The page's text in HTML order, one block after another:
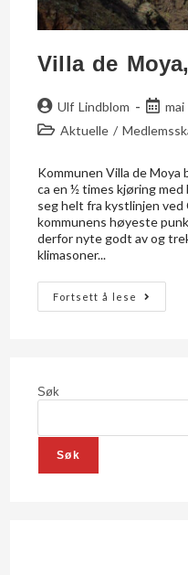
Villa de Moya,
Ulf Lindblom
mai
Aktuelle /
Kommunen Villa de Moya
ca en ½ times kjøring med
seg helt fra kystlinjen ved
kommunens høyeste
derfor nyte godt av og
klimasoner...
Fortsett å lese
Søk
Søk